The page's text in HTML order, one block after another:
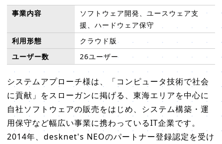
事業内容
ソフトウェア開発、ユースウェア支
援、ハードウェア保守
利用形態
クラウド版
ユーザー数
26ユーザー
システムアプローチ様は、「コンピュータ技術で社会
に貢献」をスローガンに掲げる、東海エリアを中心に
自社ソフトウェアの販売をはじめ、システム構築・運
用保守など幅広い事業に携わっているIT企業です。
2014年、desknet's NEOのパートナー登録認定を受け